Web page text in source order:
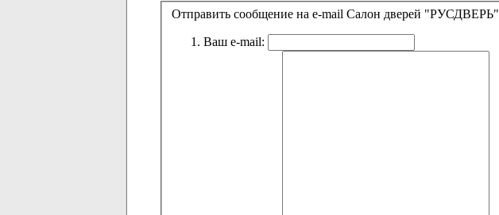
Отправить сообщение на e-mail Салон дверей "РУСДВЕРЬ"
Ваш e-mail: